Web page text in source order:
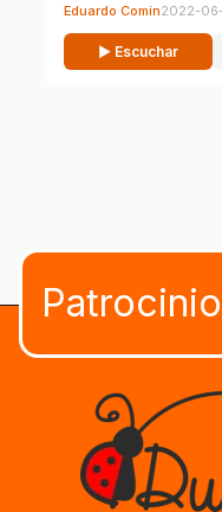
Eduardo Comín2022-
▶ Escuchar